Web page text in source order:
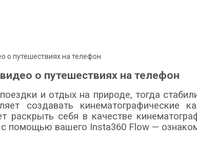
о путешествиях на телефон
о путешествиях на телефон
и отдых на природе, тогда
создавать
раскрыть себя в качестве
помощью вашего Insta360 Flow —